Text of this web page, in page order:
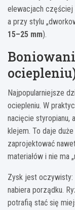
elewacjach częściej
a przy stylu
15–25 mm).
Najpopularniejsze
ociepleniu. W
nacięcie styropianu,
klejem. To daje
zaprojektować
materiałów i nie ma
Zysk jest oczywisty:
nabiera porządku.
potrafią stać się